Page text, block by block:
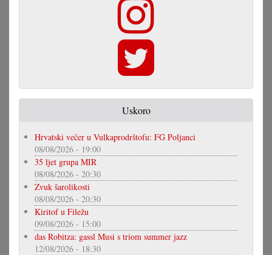
Uskoro
Hrvatski večer u Vulkaprodrštofu: FG Poljanci
08/08/2026 - 19:00
35 ljet grupa MIR
08/08/2026 - 20:30
Zvuk šarolikosti
08/08/2026 - 20:30
Kiritof u Filežu
09/08/2026 - 15:00
das Robitza: gassl Musi s triom summer jazz
12/08/2026 - 18:30